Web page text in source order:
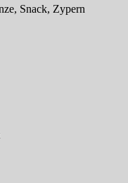
Snack, Zypern